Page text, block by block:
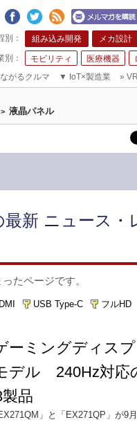
組み込み開発 メカ設計
モビリティ 医療機器
がるクルマ ▼ IoT×製造業 »
> 液晶パネル
最新 ニュース
たページです。
USB Type-C フルHD
ーミングディスプ
デル 240Hz対応
品
」と「EX271QP」が9